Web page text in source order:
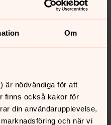
Om
är nödvändiga för att
finns också kakor för
din användarupplevelse,
och när vi
på sidans